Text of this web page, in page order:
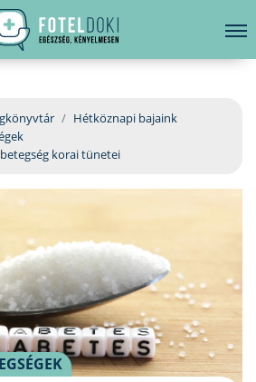
hirdetés
Hétköznapi bajaink
korai tünetei